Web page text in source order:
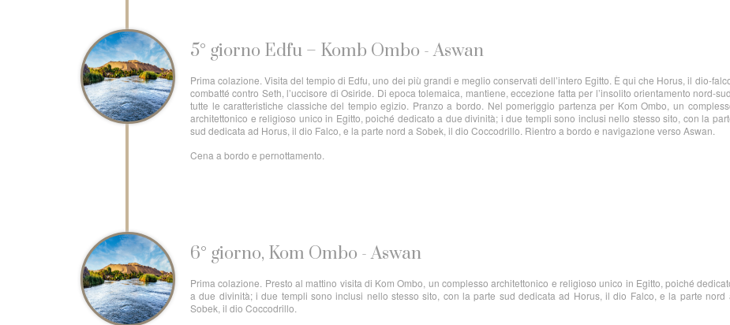
5° giorno Edfu – Komb Ombo - Aswan
Prima colazione. Visita del tempio di Edfu, uno dei più grandi e meglio conservati dell’intero Egitto. È qui che Horus, il dio-
combatté contro Seth, l’uccisore di Osiride. Di epoca tolemaica, mantiene, eccezione fatta per l’insolito orientamento nord-sud,
tutte le caratteristiche classiche del tempio egizio. Pranzo a bordo. Nel pomeriggio partenza per Kom Ombo, un
architettonico e religioso unico in Egitto, poiché dedicato a due divinità; i due templi sono inclusi nello stesso sito, con la
sud dedicata ad Horus, il dio Falco, e la parte nord a Sobek, il dio Coccodrillo. Rientro a bordo e navigazione verso Aswan.
Cena a bordo e pernottamento.
6° giorno, Kom Ombo - Aswan
Prima colazione. Presto al mattino visita di Kom Ombo, un complesso architettonico e religioso unico in Egitto, poiché
a due divinità; i due templi sono inclusi nello stesso sito, con la parte sud dedicata ad Horus, il dio Falco, e la parte nord
Sobek, il dio Coccodrillo.